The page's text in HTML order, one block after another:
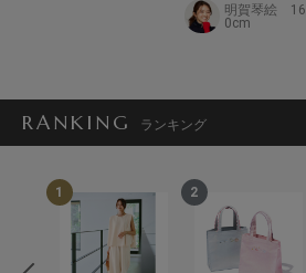
明賀琴絵 16
0cm
RANKING ランキング
1 2